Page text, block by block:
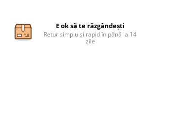
E ok să te răzgândești
Retur simplu și rapid în până la 14
zile